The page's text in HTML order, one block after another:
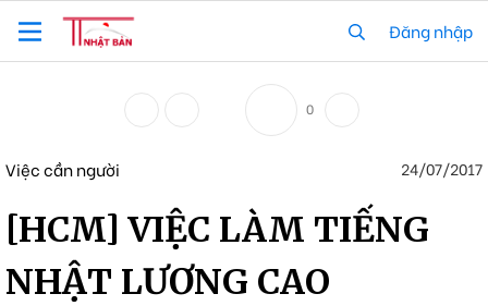
Đăng nhập
0
Việc cần người 24/07/2017
[HCM] VIỆC LÀM TIẾNG
NHẬT LƯƠNG CAO